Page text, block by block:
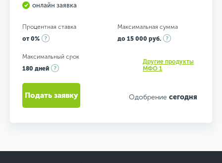
онлайн заявка
Процентная ставка
от 0%
Максимальная сумма
до 15 000 руб.
Максимальный срок
180 дней
Другие продукты
МФО 1
Одобрение сегодня
Подать заявку